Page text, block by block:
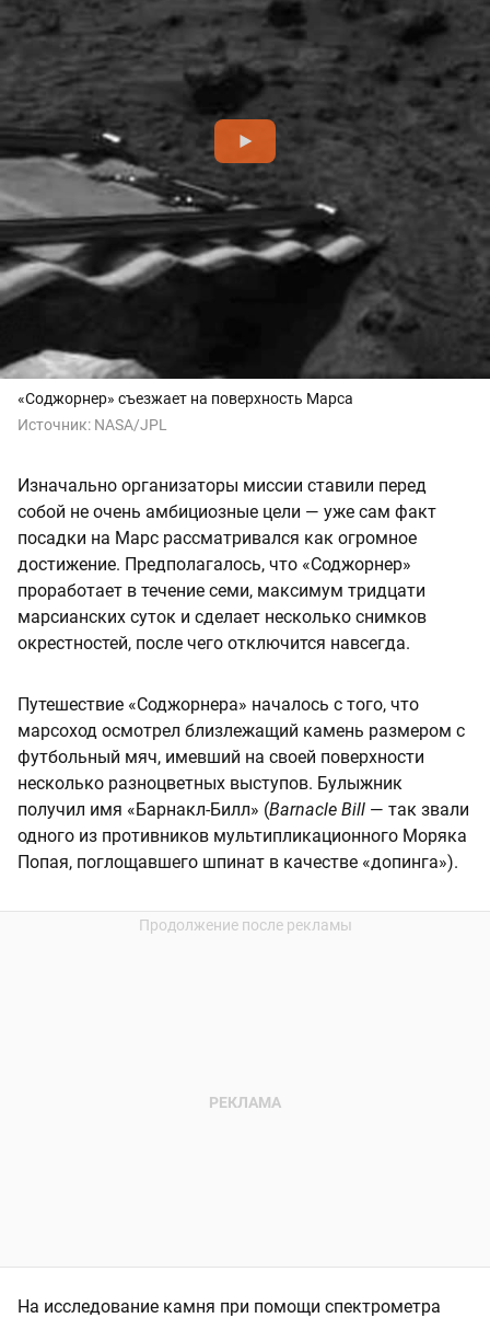
«Соджорнер» съезжает на поверхность Марса
Источник: NASA/JPL
Изначально организаторы миссии ставили перед
собой не очень амбициозные цели — уже сам факт
посадки на Марс рассматривался как огромное
достижение. Предполагалось, что «Соджорнер»
проработает в течение семи, максимум тридцати
марсианских суток и сделает несколько снимков
окрестностей, после чего отключится навсегда.
Путешествие «Соджорнера» началось с того, что
марсоход осмотрел близлежащий камень размером с
футбольный мяч, имевший на своей поверхности
несколько разноцветных выступов. Булыжник
получил имя «Барнакл-Билл» (Barnacle Bill — так звали
одного из противников мультипликационного Моряка
Попая, поглощавшего шпинат в качестве «допинга»).
На исследование камня при помощи спектрометра